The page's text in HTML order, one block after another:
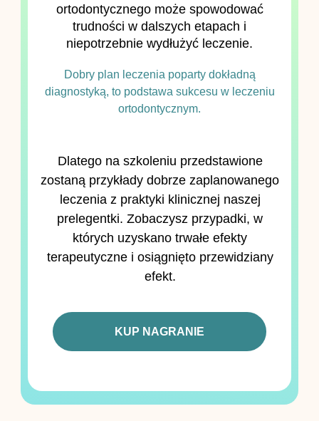
ortodontycznego może spowodować
trudności w dalszych etapach i
niepotrzebnie wydłużyć leczenie.
Dobry plan leczenia poparty dokładną
diagnostyką, to podstawa sukcesu w leczeniu
ortodontycznym.
Dlatego na szkoleniu przedstawione
zostaną przykłady dobrze zaplanowanego
leczenia z praktyki klinicznej naszej
prelegentki. Zobaczysz przypadki, w
których uzyskano trwałe efekty
terapeutyczne i osiągnięto przewidziany
efekt.
KUP NAGRANIE